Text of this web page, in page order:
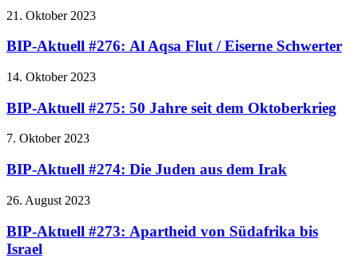
21. Oktober 2023
BIP-Aktuell #276: Al Aqsa Flut / Eiserne Schwerter
14. Oktober 2023
BIP-Aktuell #275: 50 Jahre seit dem Oktoberkrieg
7. Oktober 2023
BIP-Aktuell #274: Die Juden aus dem Irak
26. August 2023
BIP-Aktuell #273: Apartheid von Südafrika bis
Israel